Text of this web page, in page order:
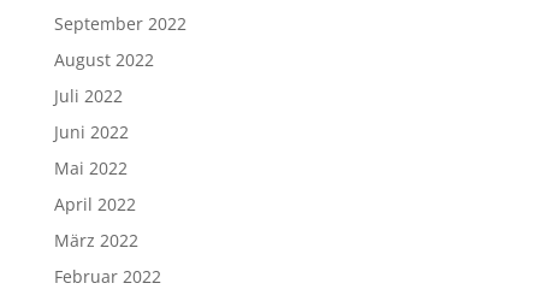
September 2022
August 2022
Juli 2022
Juni 2022
Mai 2022
April 2022
März 2022
Februar 2022